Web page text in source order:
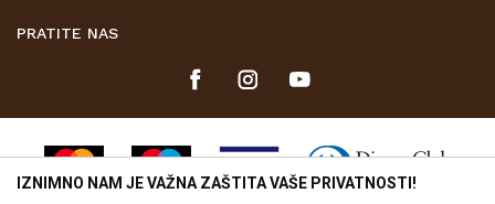
PRATITE NAS
IZNIMNO NAM JE VAŽNA ZAŠTITA VAŠE PRIVATNOSTI!